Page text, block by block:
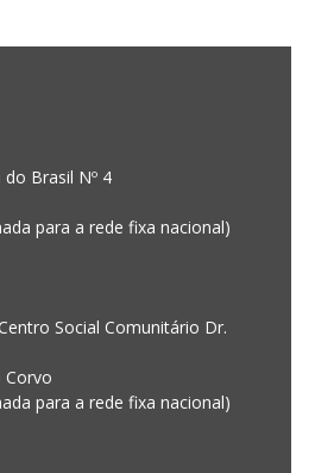
do Brasil Nº 4
para a rede fixa nacional)
Social Comunitário Dr.
Corvo
para a rede fixa nacional)